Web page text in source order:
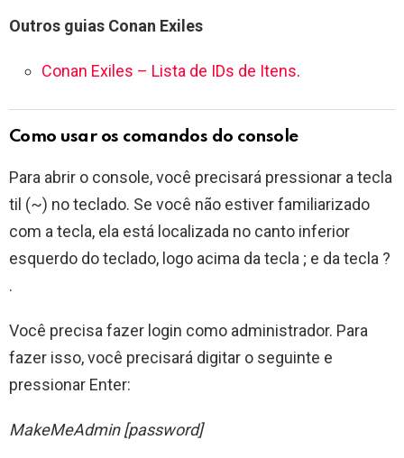
Outros guias Conan Exiles
Conan Exiles – Lista de IDs de Itens.
Como usar os comandos do console
Para abrir o console, você precisará pressionar a tecla
til (~) no teclado. Se você não estiver familiarizado
com a tecla, ela está localizada no canto inferior
esquerdo do teclado, logo acima da tecla ; e da tecla ?
.
Você precisa fazer login como administrador. Para
fazer isso, você precisará digitar o seguinte e
pressionar Enter:
MakeMeAdmin [password]